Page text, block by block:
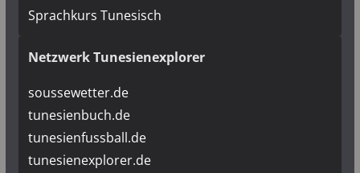
Sprachkurs Tunesisch
Netzwerk Tunesienexplorer
soussewetter.de
tunesienbuch.de
tunesienfussball.de
tunesienexplorer.de